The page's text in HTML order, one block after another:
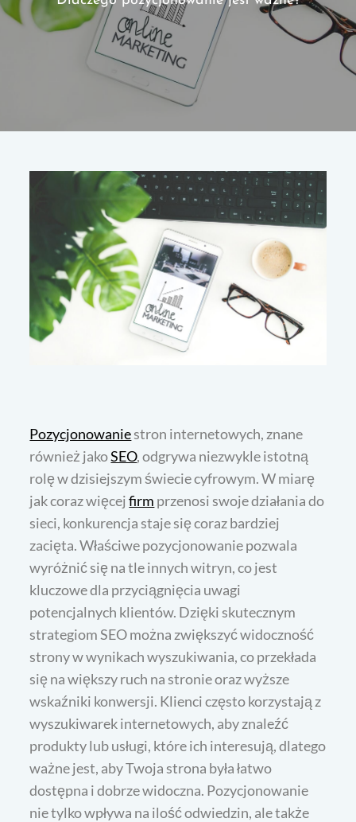
Pozycjonowaniestron internetowych, znane
również jakoSEO, odgrywa niezwykle istotną
rolę w dzisiejszym świecie cyfrowym. W miarę
jak coraz więcejfirm przenosi swoje działania do
sieci, konkurencja staje się coraz bardziej
zacięta. Właściwe pozycjonowanie pozwala
wyróżnić się na tle innych witryn, co jest
kluczowe dla przyciągnięcia uwagi
potencjalnych klientów. Dzięki skutecznym
strategiom SEO można zwiększyć widoczność
strony w wynikach wyszukiwania, co przekłada
się na większy ruch na stronie oraz wyższe
wskaźniki konwersji. Klienci często korzystają z
wyszukiwarek internetowych, aby znaleźć
produkty lub usługi, które ich interesują, dlatego
ważne jest, aby Twoja strona była łatwo
dostępna i dobrze widoczna. Pozycjonowanie
nie tylko wpływa na ilość odwiedzin, ale także